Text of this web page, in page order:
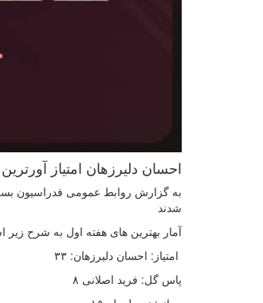
احسان دلیرزهان امتیاز
به گزارش روابط عمومی فدراسیون
شدند
آمار بهترین های هفته اول به شرح
امتیاز: احسان دلیرزهان: ۳۳
پاس گل: فرید اصلانی ۸